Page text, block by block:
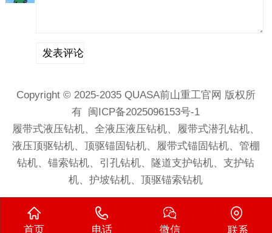
Copyright © 2025-2035QUASA前山重工官网 版权所
有 闽ICP备2025096153号-1
履带式液压钻机、 全液压液压钻机、 履带式潜孔钻机、
液压顶驱钻机、顶驱锚固钻机、 履带式锚固钻机、管棚
钻机、锚索钻机、引孔钻机、隧道支护钻机、支护钻
机、护坡钻机、顶驱锚索钻机
首页 电话 微信 联系